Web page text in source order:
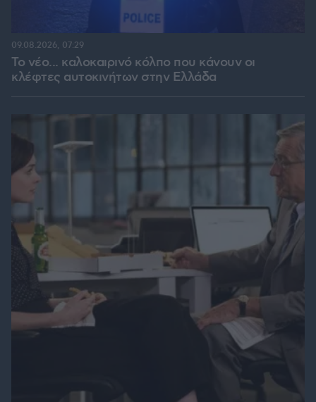
Το νέο... καλοκαιρινό κόλπο που κάνουν οι
κλέφτες αυτοκινήτων στην Ελλάδα
09.08.2026, 07:29